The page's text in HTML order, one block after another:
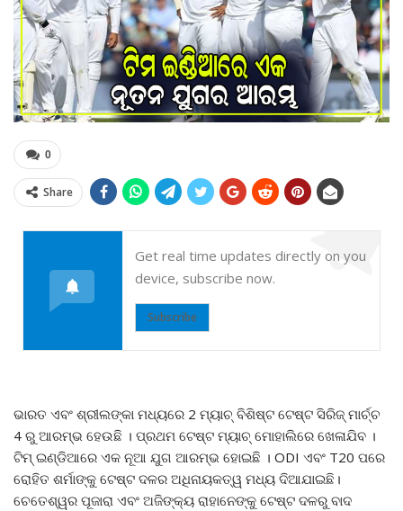
0
Share
Get real time updates directly on you
device, subscribe now.
Subscribe
ଭାରତ ଏବଂ ଶ୍ରୀଲଙ୍କା ମଧ୍ୟରେ 2 ମ୍ୟାଚ୍ ବିଶିଷ୍ଟ ଟେଷ୍ଟ ସିରିଜ୍ ମାର୍ଚ୍ଚ
4 ରୁ ଆରମ୍ଭ ହେଉଛି । ପ୍ରଥମ ଟେଷ୍ଟ ମ୍ୟାଚ୍ ମୋହାଲିରେ ଖେଳାଯିବ ।
ଟିମ୍ ଇଣ୍ଡିଆରେ ଏକ ନୂଆ ଯୁଗ ଆରମ୍ଭ ହୋଇଛି । ODI ଏବଂ T20 ପରେ
ରୋହିତ ଶର୍ମାଙ୍କୁ ଟେଷ୍ଟ ଦଳର ଅଧିନାୟକତ୍ୱ ମଧ୍ୟ ଦିଆଯାଇଛି।
ଚେତେଶ୍ୱର ପୂଜାରା ଏବଂ ଅଜିଙ୍କ୍ୟ ରାହାନେଙ୍କୁ ଟେଷ୍ଟ ଦଳରୁ ବାଦ